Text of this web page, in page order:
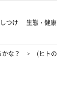
しつけ 生態・健康
な？ (ヒト